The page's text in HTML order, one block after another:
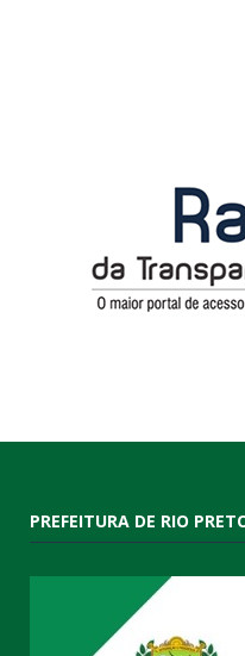
PREFEITURA DE RIO